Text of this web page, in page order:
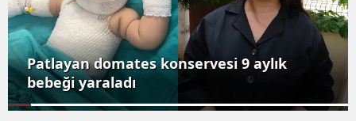
Ankara
Antalya
Aydın
Edirne'de anız yangını köylerde paniğe
neden oldu